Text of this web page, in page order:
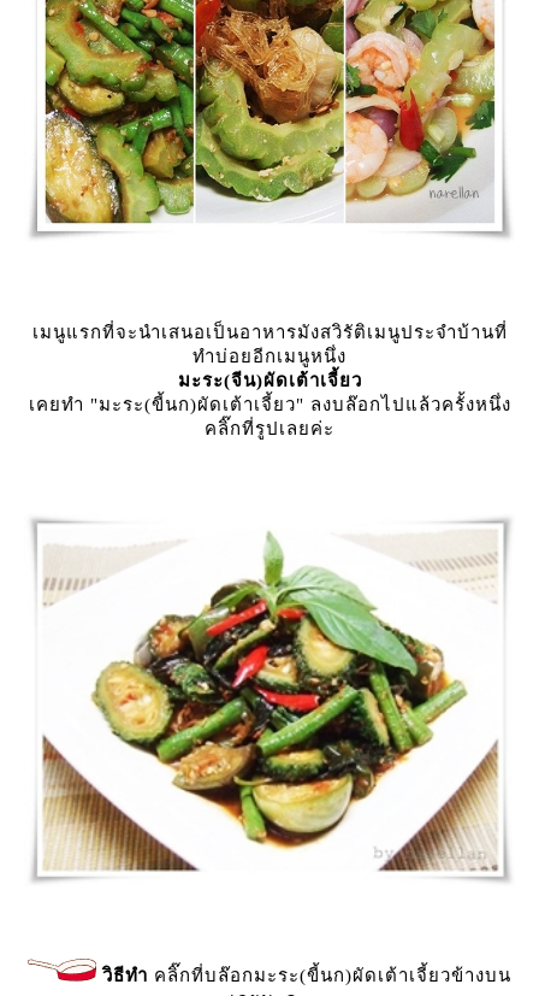
เมนูแรกที่จะนำเสนอเป็นอาหารมังสวิรัติเมนูประจำบ้านที่
ทำบ่อยอีกเมนูหนึ่ง
มะระ(จีน)ผัดเต้าเจี้ยว
เคยทำ "มะระ(ขี้นก)ผัดเต้าเจี้ยว" ลงบล๊อกไปแล้วครั้งหนึ่ง
คลิ๊กที่รูปเลยค่ะ
วิธีทำ คลิ๊กที่บล๊อกมะระ(ขี้นก)ผัดเต้าเจี้ยวข้างบน